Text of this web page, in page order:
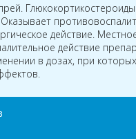
действие.
действие
в дозах, при